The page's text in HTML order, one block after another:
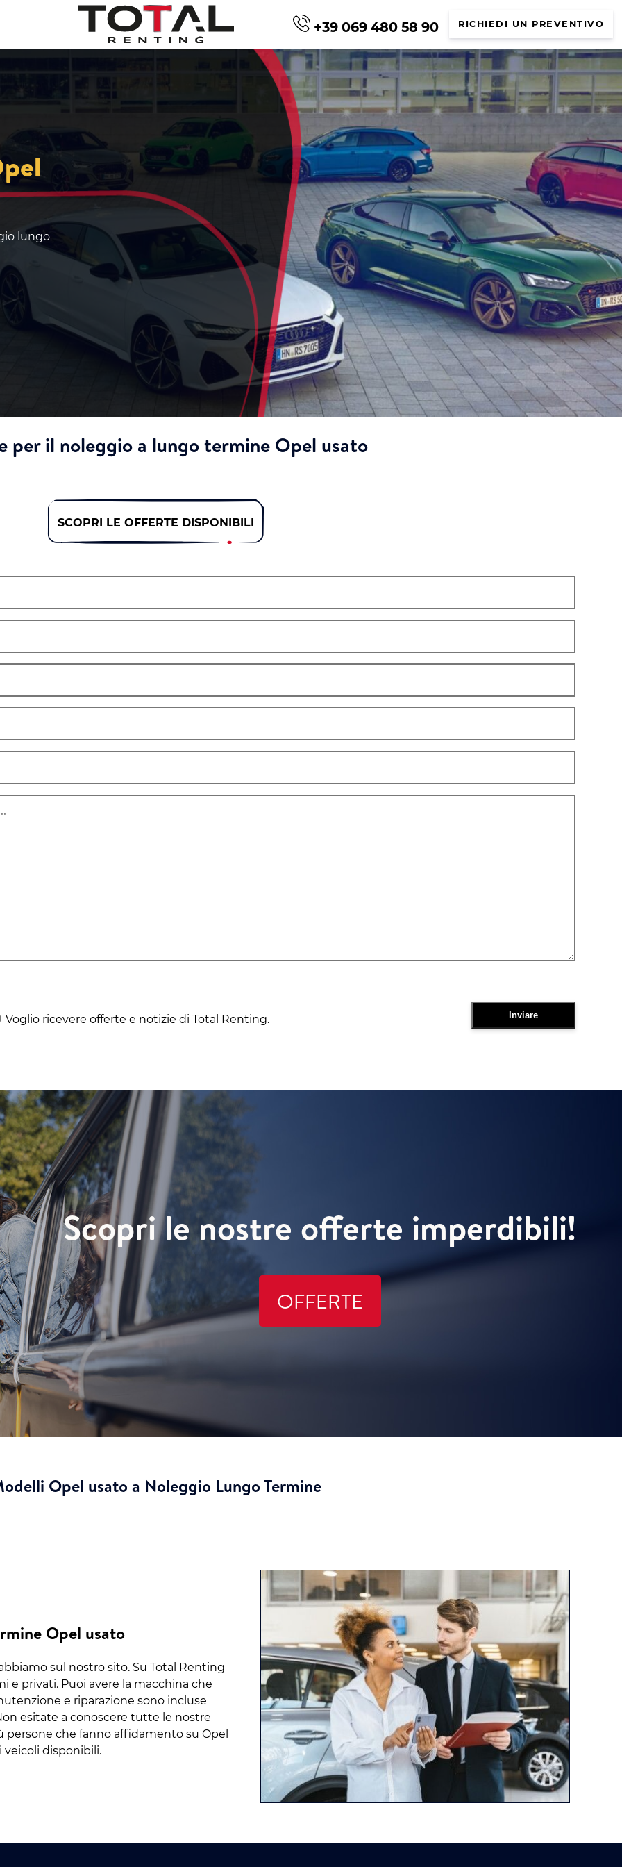
+39 069 480 58 90 RICHIEDI UN PREVENTIVO
lungo
per il noleggio a lungo termine Opel usato
SCOPRI LE OFFERTE DISPONIBILI
Voglio ricevere offerte e notizie di Total Renting.
Scopri le nostre offerte imperdibili!
OFFERTE
Opel usato a Noleggio Lungo Termine
Opel usato
sul nostro sito. Su Total Renting
e privati. Puoi avere la macchina che
e riparazione sono incluse
esitate a conoscere tutte le nostre
che fanno affidamento su Opel
veicoli disponibili.